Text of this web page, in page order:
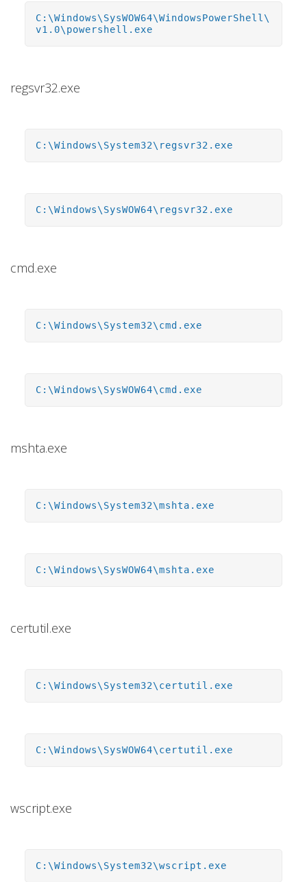
C:\Windows\SysWOW64\WindowsPowerShell\
v1.0\powershell.exe
regsvr32.exe
C:\Windows\System32\regsvr32.exe
C:\Windows\SysWOW64\regsvr32.exe
cmd.exe
C:\Windows\System32\cmd.exe
C:\Windows\SysWOW64\cmd.exe
mshta.exe
C:\Windows\System32\mshta.exe
C:\Windows\SysWOW64\mshta.exe
certutil.exe
C:\Windows\System32\certutil.exe
C:\Windows\SysWOW64\certutil.exe
wscript.exe
C:\Windows\System32\wscript.exe